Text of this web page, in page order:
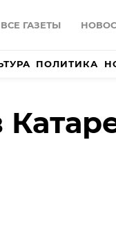
ВСЕ ГАЗЕТЫ
ПОЛИТИКА